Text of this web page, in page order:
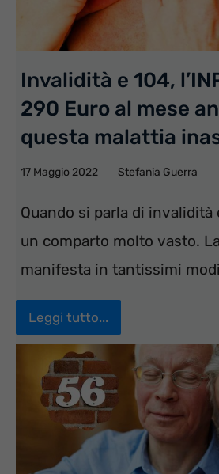
Invalidità e 104,
290 Euro al mese
questa malattia
17 Maggio 2022 Stefania Guerra
Quando si parla di invalidità
un comparto molto vasto.
manifesta in tantissimi
Leggi tutto...